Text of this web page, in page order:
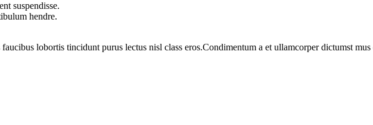
suspendisse.
hendre.
lobortis tincidunt purus lectus nisl class eros.Condimentum a et ullamcorper dictumst